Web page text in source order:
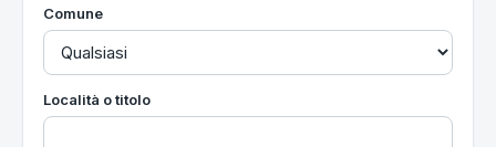
Comune
Località o titolo